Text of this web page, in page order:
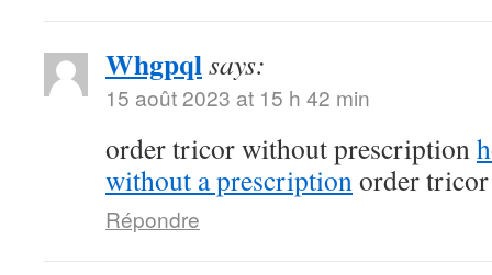
Whgpqlsays:
15 août 2023 at 15 h 42 min
order tricor without prescription
without a prescriptionorder
Répondre